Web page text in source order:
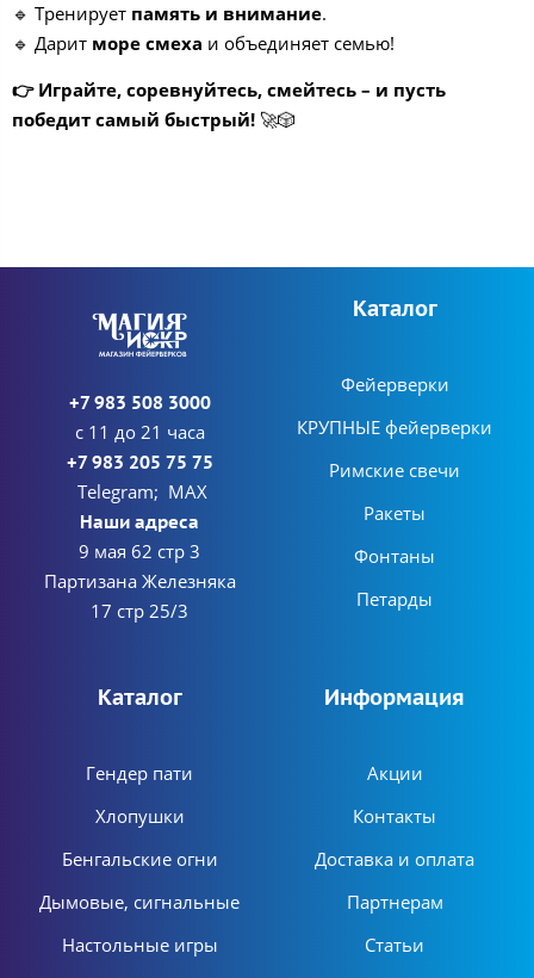
🔹 Тренирует память и внимание.
🔹 Дарит море смеха и объединяет семью!
👉 Играйте, соревнуйтесь, смейтесь – и пусть
победит самый быстрый! 🚀🎲
+7 983 508 3000
с 11 до 21 часа
+7 983 205 75 75
Telegram; MAX
Наши адреса
9 мая 62 стр 3
Партизана Железняка
17 стр 25/3
Каталог
Фейерверки
КРУПНЫЕ фейерверки
Римские свечи
Ракеты
Фонтаны
Петарды
Каталог
Гендер пати
Хлопушки
Бенгальские огни
Дымовые, сигнальные
Настольные игры
Информация
Акции
Контакты
Доставка и оплата
Партнерам
Статьи